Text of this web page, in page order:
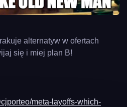
alternatyw w ofertach
się i miej plan B!
meta-layoffs-which-